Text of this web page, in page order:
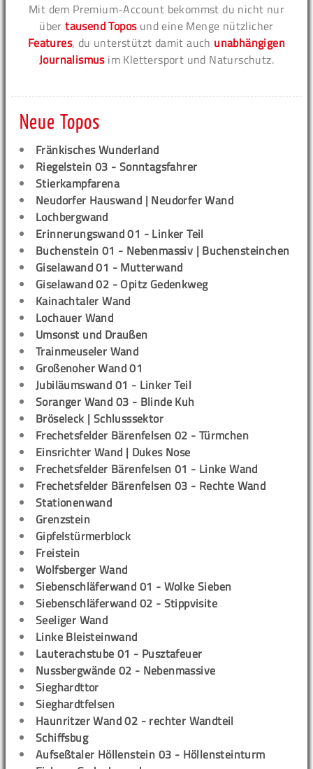
Mit dem Premium-Account bekommst du nicht nur
übertausend Toposund eine Menge nützlicher
Features, du unterstützt damit auch unabhängigen
Journalismusim Klettersport und Naturschutz.
Neue Topos
Fränkisches Wunderland
Riegelstein 03 - Sonntagsfahrer
Stierkampfarena
Neudorfer Hauswand | Neudorfer Wand
Lochbergwand
Erinnerungswand 01 - Linker Teil
Buchenstein 01 - Nebenmassiv | Buchensteinchen
Giselawand 01 - Mutterwand
Giselawand 02 - Opitz Gedenkweg
Kainachtaler Wand
Lochauer Wand
Umsonst und Draußen
Trainmeuseler Wand
Großenoher Wand 01
Jubiläumswand 01 - Linker Teil
Soranger Wand 03 - Blinde Kuh
Bröseleck | Schlusssektor
Frechetsfelder Bärenfelsen 02 - Türmchen
Einsrichter Wand | Dukes Nose
Frechetsfelder Bärenfelsen 01 - Linke Wand
Frechetsfelder Bärenfelsen 03 - Rechte Wand
Stationenwand
Grenzstein
Gipfelstürmerblock
Freistein
Wolfsberger Wand
Siebenschläferwand 01 - Wolke Sieben
Siebenschläferwand 02 - Stippvisite
Seeliger Wand
Linke Bleisteinwand
Lauterachstube 01 - Pusztafeuer
Nussbergwände 02 - Nebenmassive
Sieghardttor
Sieghardtfelsen
Haunritzer Wand 02 - rechter Wandteil
Schiffsbug
Aufseßtaler Höllenstein 03 - Höllensteinturm